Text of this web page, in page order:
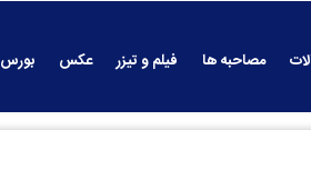
مصاحبه ها فیلم و تیزر عکس بورس